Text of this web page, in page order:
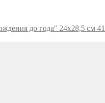
до года" 24х28,5 см